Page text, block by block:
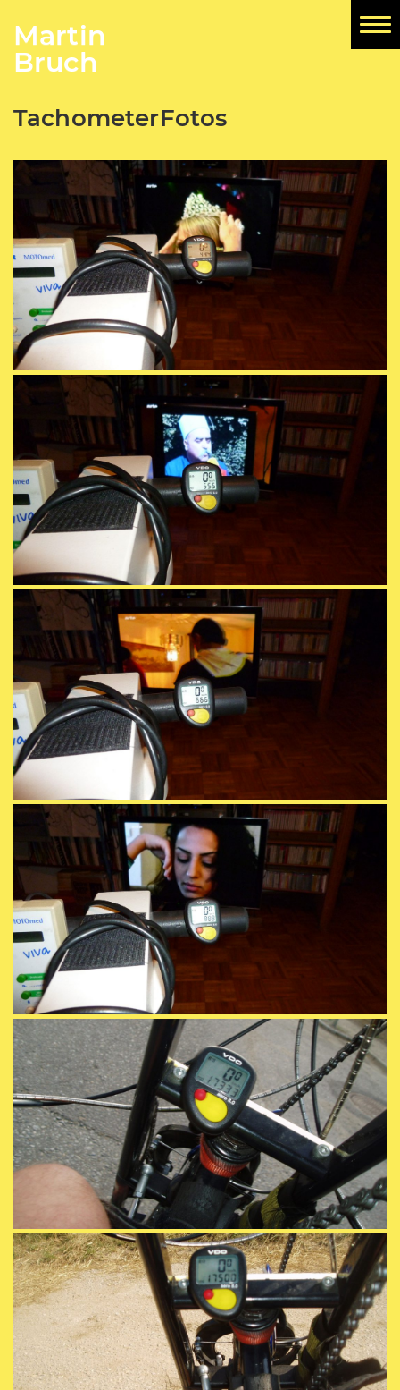
Martin
Bruch
TachometerFotos
HOME
Paragleitflug
KofferRäume
TachometerFotos
handbikemovie
fenster / drei sätze
Gegenüber/Opposite
home.movie
Waggonausblicke
bruchstücke lokal-global
AufBruch 1-2-3
iPhonePortraitSignaturen
FensterBlicke
Lichtbilder
iPhone Malerei
Paternoster
Vita
Ausstellungen/Filme
Kontakt
Impressum|Datenschutzerklärung